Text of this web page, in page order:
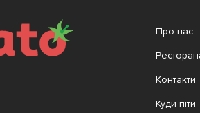
Про нас
Контакти
Куди піти